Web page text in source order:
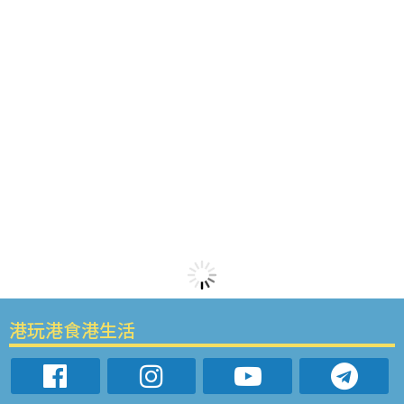
港玩港食港生活